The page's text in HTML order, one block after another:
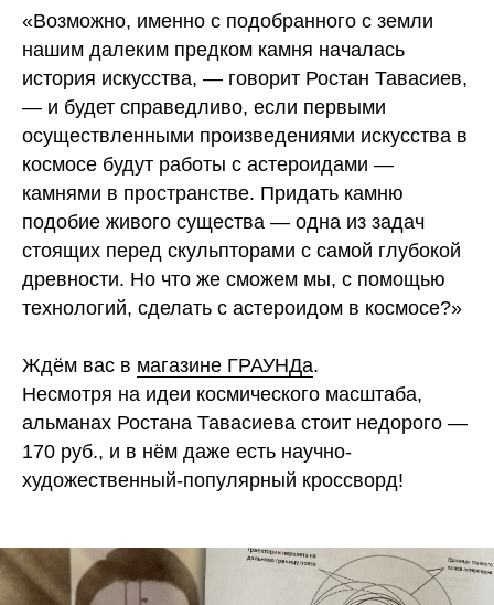
«Возможно, именно с подобранного с земли
нашим далеким предком камня началась
история искусства, — говорит Ростан Тавасиев,
— и будет справедливо, если первыми
осуществленными произведениями искусства в
космосе будут работы с астероидами —
камнями в пространстве. Придать камню
подобие живого существа — одна из задач
стоящих перед скульпторами с самой глубокой
древности. Но что же сможем мы, с помощью
технологий, сделать с астероидом в космосе?»
Ждём вас в магазине ГРАУНДа.
Несмотря на идеи космического масштаба,
альманах Ростана Тавасиева стоит недорого —
170 руб., и в нём даже есть научно-
художественный-популярный кроссворд!